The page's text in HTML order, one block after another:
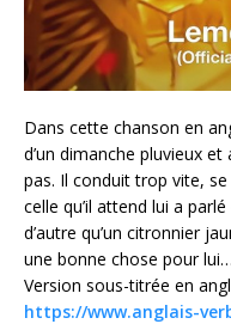
Dans cette chanson en
d’un dimanche pluvieux
pas. Il conduit trop vite,
celle qu’il attend lui a
d’autre qu’un citronnier
une bonne chose pour lui…
Version sous-titrée en
https://www.anglais-